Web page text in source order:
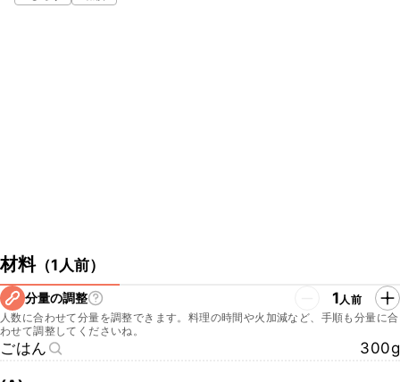
材料（1人前）
分量の調整 1人前
人数に合わせて分量を調整できます。料理の時間や火加減など、手順も分量に合
わせて調整してくださいね。
ごはん 300g